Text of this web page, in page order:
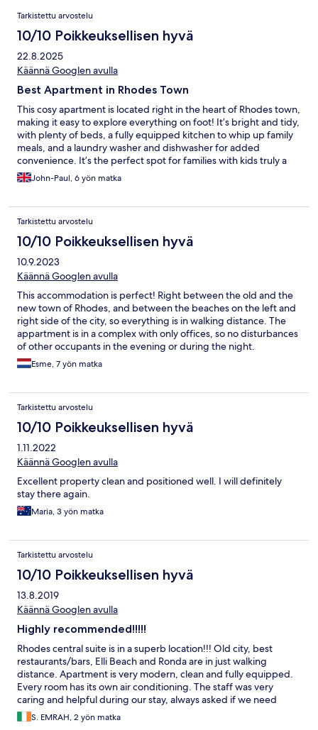
Arvostelut
Tarkistettu arvostelu
10/10 Poikkeuksellisen hyvä
22.8.2025
Käännä Googlen avulla
Best Apartment in Rhodes Town
This cosy apartment is located right in the heart of Rhodes town,
making it easy to explore everything on foot! It’s bright and tidy,
with plenty of beds, a fully equipped kitchen to whip up family
meals, and a laundry washer and dishwasher for added
convenience. It’s the perfect spot for families with kids truly a
home away from home! for added convenience. It’s the perfect
spot for families with kids-truly a home away from home.
John-Paul, 6 yön matka
Tarkistettu arvostelu
10/10 Poikkeuksellisen hyvä
10.9.2023
Käännä Googlen avulla
This accommodation is perfect! Right between the old and the
new town of Rhodes, and between the beaches on the left and
right side of the city, so everything is in walking distance. The
appartment is in a complex with only offices, so no disturbances
of other occupants in the evening or during the night.
Everything you could possibly need, is available; dishwasher,
washing machine, microwave, oven, Nespresso machine,
(both bedrooms and livingroom/kitchen). We were told there
would only be a cleaning service after our stay, but halfway
through the week, I received a message that there would be an
in between cleaning, with mention of day and time, so we knew
when to not be there :-). I noted that there weren't a lot of
possibilities for hanging up towels after using the shower, and
but it is quite narrow (no space to sit, relax, and enjoy a morning
coffee or a drink in the afternoon sun...) All in all, I would book
this appartment again in a heartbeat!
Esme, 7 yön matka
Tarkistettu arvostelu
10/10 Poikkeuksellisen hyvä
1.11.2022
Käännä Googlen avulla
Excellent property clean and positioned well. I will definitely
stay there again.
Maria, 3 yön matka
Tarkistettu arvostelu
10/10 Poikkeuksellisen hyvä
13.8.2019
Käännä Googlen avulla
Highly recommended!!!!!
Rhodes central suite is in a superb location!!! Old city, best
restaurants/bars, Elli Beach and Ronda are in just walking
distance. Apartment is very modern, clean and fully equipped.
Every room has its own air conditioning. The staff was very
caring and helpful during our stay, always asked if we need
anything and responded us very quickly. I will definitely make
my next stays here in Rhodes!!!
S. EMRAH, 2 yön matka